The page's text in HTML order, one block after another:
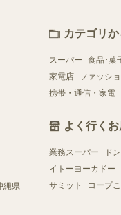
縄県
カテゴリ
スーパー 食品･菓
家電店
ファッシ
携帯・通信・家電
よく行く
業務スーパー ド
イトーヨーカドー
サミット
コープ